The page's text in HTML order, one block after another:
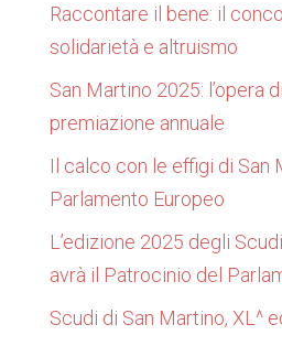
Raccontare il bene: il
solidarietà e altruismo
San Martino 2025: l’opera
premiazione annuale
Il calco con le effigi di San
Parlamento Europeo
L’edizione 2025 degli
avrà il Patrocinio del
Scudi di San Martino, XL^